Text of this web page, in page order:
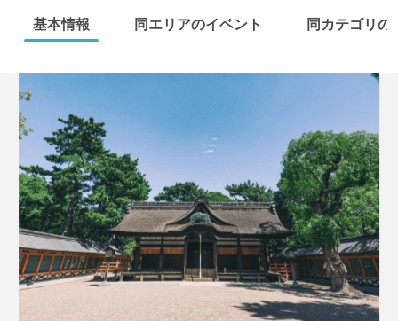
基本情報 同エリアのイベント 同カテゴリの